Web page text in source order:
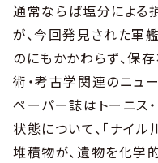
通常ならば塩分による
が、今回発見された軍
のにもかかわらず、保
術・考古学関連のニュ
ペーパー誌はトーニス
状態について、「ナイ
堆積物が、遺物を化学